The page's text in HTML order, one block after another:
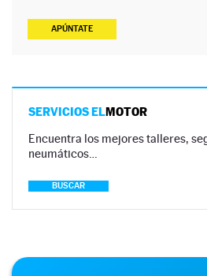
APÚNTATE
SERVICIOS ELMOTOR
Encuentra los mejores talleres,
neumáticos…
BUSCAR